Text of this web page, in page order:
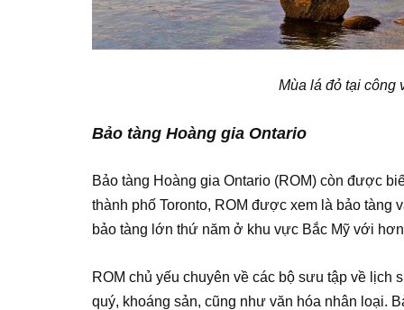
Mùa lá đỏ tại công
Bảo tàng Hoàng gia Ontario
Bảo tàng Hoàng gia Ontario (ROM) còn được
thành phố Toronto, ROM được xem là bảo
bảo tàng lớn thứ năm ở khu vực Bắc Mỹ với
ROM chủ yếu chuyên về các bộ sưu tập về lịch
quý, khoáng sản, cũng như văn hóa nhân loại.